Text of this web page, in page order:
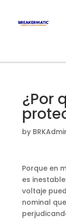
¿Por
by
Porque en
es
voltaje
nominal